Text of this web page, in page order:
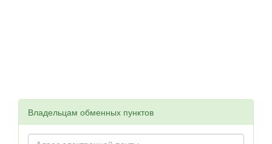
Владельцам обменных пунктов